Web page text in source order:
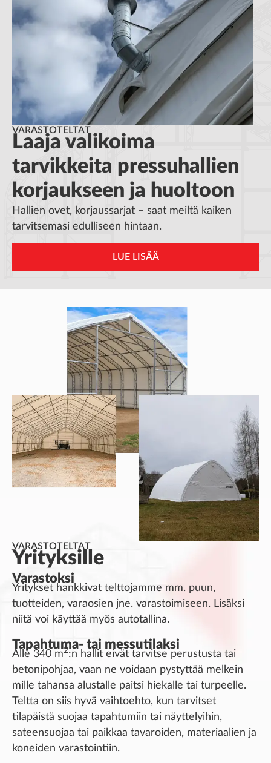
VARASTOTELTAT
Laaja valikoima
tarvikkeita pressuhallien
korjaukseen ja huoltoon
Hallien ovet, korjaussarjat – saat meiltä kaiken
tarvitsemasi edulliseen hintaan.
LUE LISÄÄ
VARASTOTELTAT
Yrityksille
Varastoksi
Yritykset hankkivat telttojamme mm. puun,
tuotteiden, varaosien jne. varastoimiseen. Lisäksi
niitä voi käyttää myös autotallina.
Tapahtuma- tai messutilaksi
Alle 340 m2:n hallit eivät tarvitse perustusta tai
betonipohjaa, vaan ne voidaan pystyttää melkein
mille tahansa alustalle paitsi hiekalle tai turpeelle.
Teltta on siis hyvä vaihtoehto, kun tarvitset
tilapäistä suojaa tapahtumiin tai näyttelyihin,
sateensuojaa tai paikkaa tavaroiden, materiaalien ja
koneiden varastointiin.